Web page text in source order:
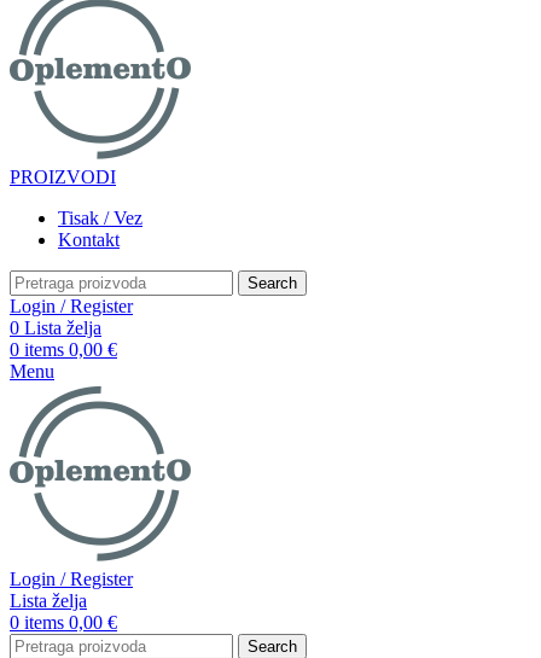
PROIZVODI
Tisak / Vez
Kontakt
Search
Login / Register
0 Lista želja
0 items 0,00 €
Menu
Login / Register
Lista želja
0 items 0,00 €
Search